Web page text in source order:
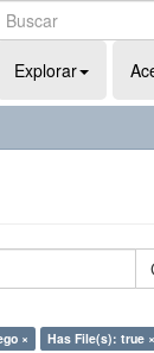
Explorar
× Has File(s): true ×